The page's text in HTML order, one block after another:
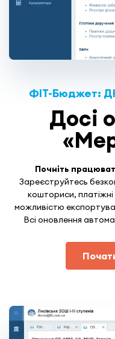
ФІТ-Бюджет:
Досі
Почніть
Зареєструйтесь
кошториси,
можливістю
Всі оновлення